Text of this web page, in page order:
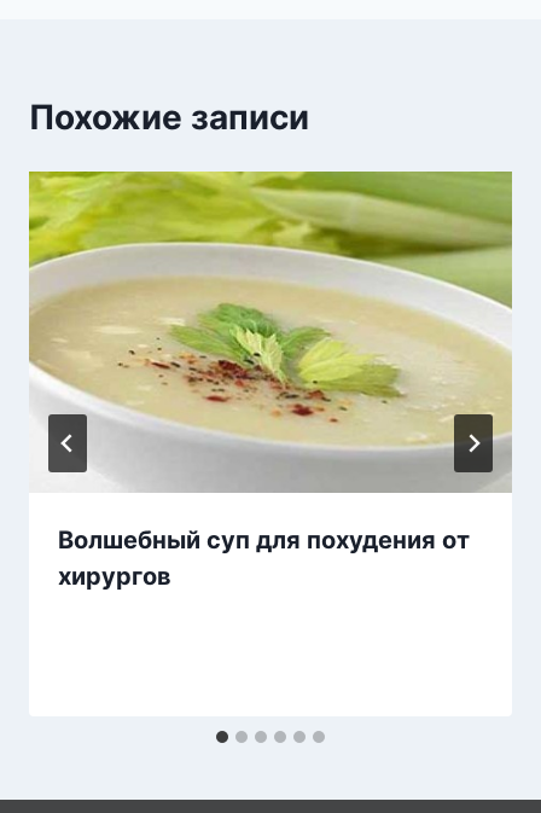
Похожие записи
Волшебный суп для похудения от
хирургов